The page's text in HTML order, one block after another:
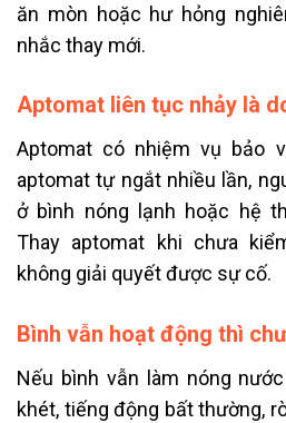
ăn mòn hoặc hư hỏng
nhắc thay mới.
Aptomat liên tục nhảy là
Aptomat có nhiệm vụ bảo
aptomat tự ngắt nhiều lần,
ở bình nóng lạnh hoặc hệ
Thay aptomat khi chưa
không giải quyết được sự cố.
Bình vẫn hoạt động thì
Nếu bình vẫn làm nóng
khét, tiếng động bất thường,